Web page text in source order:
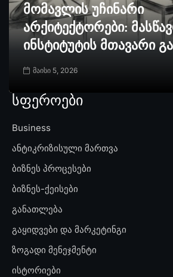
მომავლის უჩინარი
არქიტექტორები:
ინსტიტუტის მთავარი
მაისი 5, 2026
სფეროები
Business
ანტიკრიზისული მართვა
ბიზნეს პროცესები
ბიზნეს-ქეისები
განათლება
გაყიდვები და მარკეტინგი
ზოგადი მენეჯმენტი
ისტორიები